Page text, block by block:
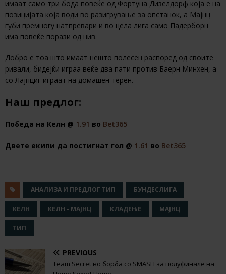
имаат само три бода повеќе од Фортуна Дизелдорф која е на
позицијата која води во разигрување за опстанок, а Мајнц
губи премногу натпревари и во цела лига само Падерборн
има повеќе порази од нив.
Добро е тоа што имаат нешто полесен распоред од своите
ривали, бидејќи играа веќе два пати против Баерн Минхен, а
со Лајпциг играат на домашен терен.
Наш предлог:
Победа на Келн @ 1.91 во Bet365
Двете екипи да постигнат гол @ 1.61 во Bet365
АНАЛИЗА И ПРЕДЛОГ ТИП БУНДЕСЛИГА
КЕЛН КЕЛН - МАЈНЦ КЛАДЕЊЕ МАЈНЦ
ТИП
PREVIOUS
Team Secret во борба со SMASH за полуфинале на